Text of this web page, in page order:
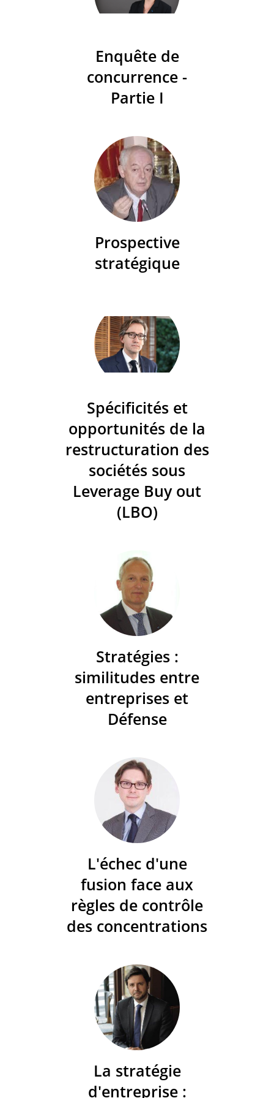
Enquête de
concurrence -
Partie I
Prospective
stratégique
Spécificités et
opportunités de la
restructuration des
sociétés sous
Leverage Buy out
(LBO)
Stratégies :
similitudes entre
entreprises et
Défense
L'échec d'une
fusion face aux
règles de contrôle
des concentrations
La stratégie
d'entreprise :